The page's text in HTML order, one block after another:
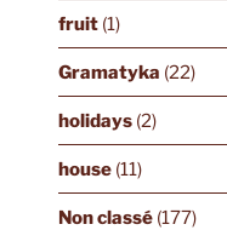
fruit(1)
Gramatyka (22)
holidays(2)
house(11)
Non classé(177)